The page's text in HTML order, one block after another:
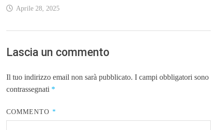
Aprile 28, 2025
Lascia un commento
Il tuo indirizzo email non sarà pubblicato. I campi obbligatori sono
contrassegnati *
COMMENTO *